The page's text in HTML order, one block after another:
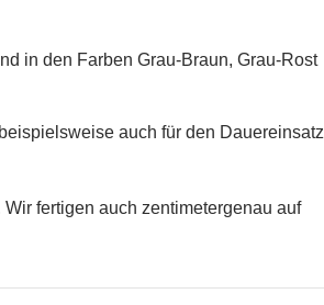
in den Farben Grau-Braun, Grau-Rost
auch für den Dauereinsatz
fertigen auch zentimetergenau auf